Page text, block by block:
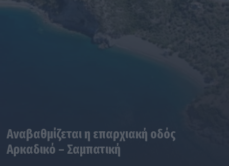
Αναβαθμίζεται η επαρχιακή οδός
Αρκαδικό – Σαμπατική